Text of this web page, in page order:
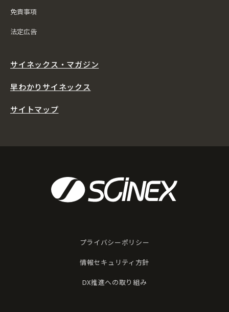
免責事項
法定広告
サイネックス・マガジン
早わかりサイネックス
サイトマップ
プライバシーポリシー
情報セキュリティ方針
DX推進への取り組み